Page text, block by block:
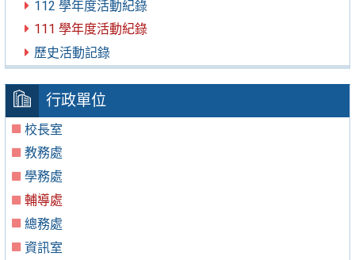
112 學年度活動紀錄
111 學年度活動紀錄
歷史活動記錄
行政單位
校長室
教務處
學務處
輔導處
總務處
資訊室